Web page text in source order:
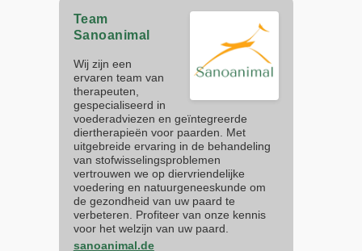
Team
Sanoanimal
Wij zijn een
ervaren team van
therapeuten,
gespecialiseerd in
voederadviezen en geïntegreerde
diertherapieën voor paarden. Met
uitgebreide ervaring in de behandeling
van stofwisselingsproblemen
vertrouwen we op diervriendelijke
voedering en natuurgeneeskunde om
de gezondheid van uw paard te
verbeteren. Profiteer van onze kennis
voor het welzijn van uw paard.
sanoanimal.de